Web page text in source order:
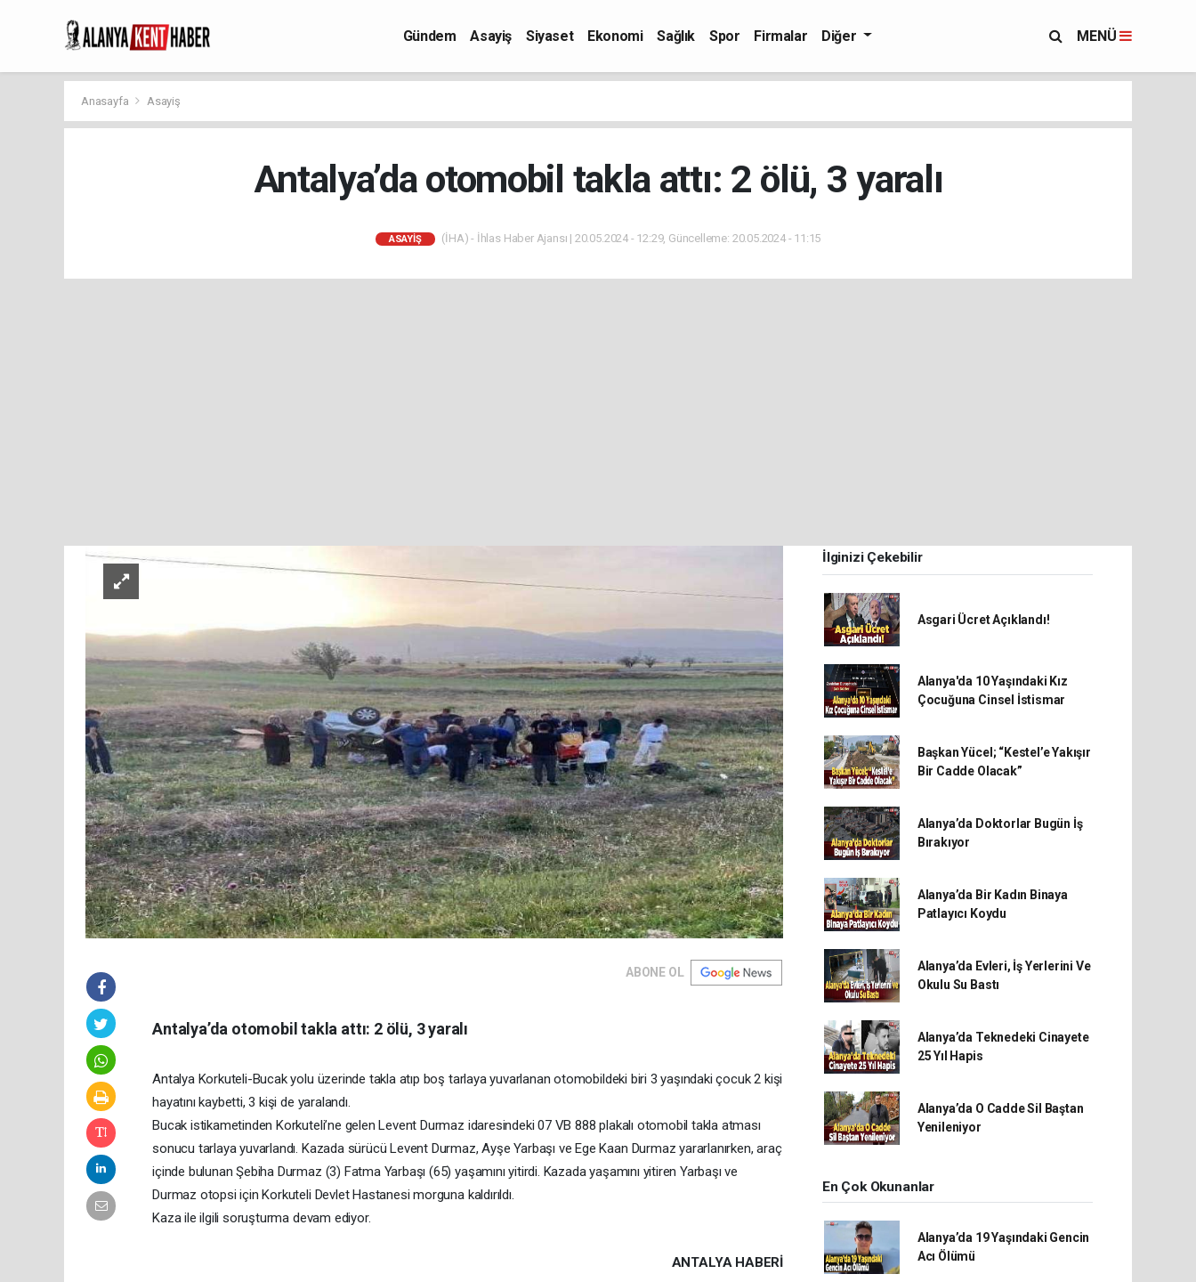
Gündem Asayiş Siyaset Ekonomi Sağlık Spor Firmalar Diğer MENÜ
Anasayfa Asayiş
Antalya’da otomobil takla attı: 2 ölü, 3 yaralı
ASAYIŞ (İHA) - İhlas Haber Ajansı | 20.05.2024 - 12:29, Güncelleme: 20.05.2024 - 11:15
ABONE OL
Antalya’da otomobil takla attı: 2 ölü, 3 yaralı
Antalya Korkuteli-Bucak yolu üzerinde takla atıp boş tarlaya yuvarlanan otomobildeki biri 3 yaşındaki çocuk 2 kişi
hayatını kaybetti, 3 kişi de yaralandı.
Bucak istikametinden Korkuteli’ne gelen Levent Durmaz idaresindeki 07 VB 888 plakalı otomobil takla atması
sonucu tarlaya yuvarlandı. Kazada sürücü Levent Durmaz, Ayşe Yarbaşı ve Ege Kaan Durmaz yararlanırken, araç
içinde bulunan Şebiha Durmaz (3) Fatma Yarbaşı (65) yaşamını yitirdi. Kazada yaşamını yitiren Yarbaşı ve
Durmaz otopsi için Korkuteli Devlet Hastanesi morguna kaldırıldı.
Kaza ile ilgili soruşturma devam ediyor.
ANTALYA HABERİ
İlginizi Çekebilir
Asgari Ücret Açıklandı!
Alanya'da 10 Yaşındaki Kız
Çocuğuna Cinsel İstismar
Başkan Yücel; “Kestel’e Yakışır
Bir Cadde Olacak”
Alanya’da Doktorlar Bugün İş
Bırakıyor
Alanya’da Bir Kadın Binaya
Patlayıcı Koydu
Alanya’da Evleri, İş Yerlerini Ve
Okulu Su Bastı
Alanya’da Teknedeki Cinayete
25 Yıl Hapis
Alanya’da O Cadde Sil Baştan
Yenileniyor
En Çok Okunanlar
Alanya’da 19 Yaşındaki Gencin
Acı Ölümü